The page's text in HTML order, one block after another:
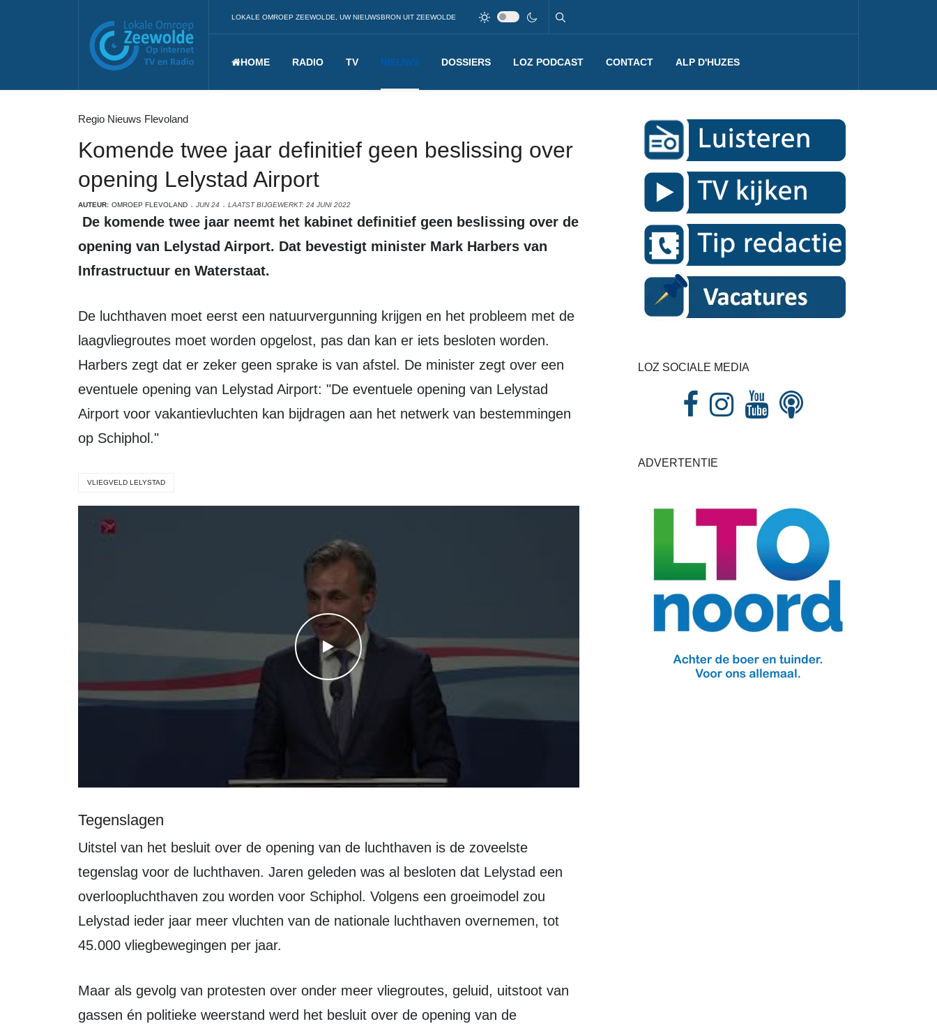
LOKALE OMROEP ZEEWOLDE, UW NIEUWSBRON UIT ZEEWOLDE
HOME RADIO TV NIEUWS DOSSIERS LOZ PODCAST CONTACT ALP D'HUZES
Regio Nieuws Flevoland
Komende twee jaar definitief geen beslissing over
opening Lelystad Airport
AUTEUR: OMROEP FLEVOLAND JUN 24 LAATST BIJGEWERKT: 24 JUNI 2022
De komende twee jaar neemt het kabinet definitief geen beslissing over de
opening van Lelystad Airport. Dat bevestigt minister Mark Harbers van
Infrastructuur en Waterstaat.
De luchthaven moet eerst een natuurvergunning krijgen en het probleem met de
laagvliegroutes moet worden opgelost, pas dan kan er iets besloten worden.
Harbers zegt dat er zeker geen sprake is van afstel. De minister zegt over een
eventuele opening van Lelystad Airport: "De eventuele opening van Lelystad
Airport voor vakantievluchten kan bijdragen aan het netwerk van bestemmingen
op Schiphol."
VLIEGVELD LELYSTAD
WATCH THE VIDEO
Tegenslagen
Uitstel van het besluit over de opening van de luchthaven is de zoveelste
tegenslag voor de luchthaven. Jaren geleden was al besloten dat Lelystad een
overloopluchthaven zou worden voor Schiphol. Volgens een groeimodel zou
Lelystad ieder jaar meer vluchten van de nationale luchthaven overnemen, tot
45.000 vliegbewegingen per jaar.
Maar als gevolg van protesten over onder meer vliegroutes, geluid, uitstoot van
gassen én politieke weerstand werd het besluit over de opening van de
LOZ SOCIALE MEDIA
ADVERTENTIE